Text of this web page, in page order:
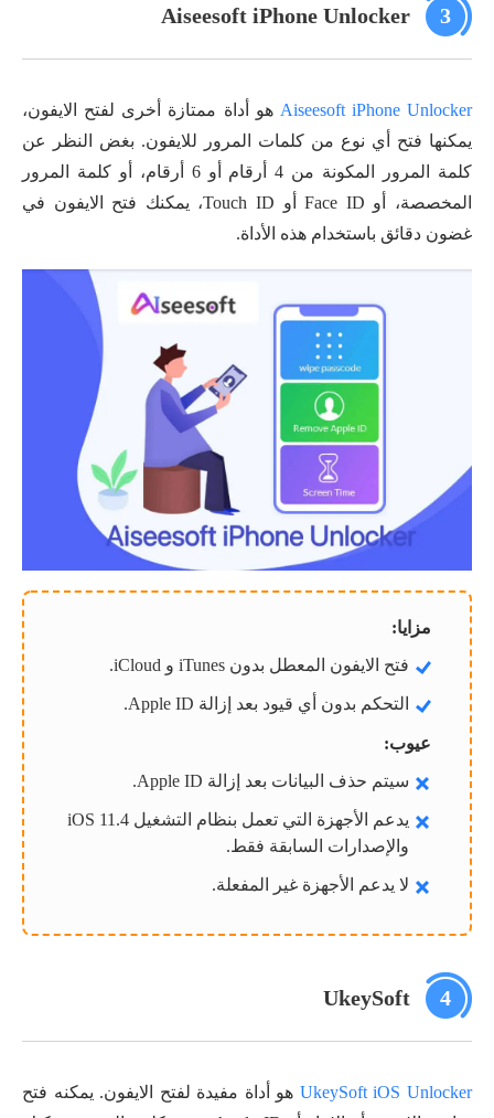
3
Aiseesoft iPhone Unlocker هو أداة ممتازة أخرى لفتح الايفون،
يمكنها فتح أي نوع من كلمات المرور للايفون. بغض النظر عن
كلمة المرور المكونة من 4 أرقام أو 6 أرقام، أو كلمة المرور
المخصصة، أو Face ID أو Touch ID، يمكنك فتح الايفون في
غضون دقائق باستخدام هذه الأداة.
مزايا:
فتح الايفون المعطل بدون iTunes و iCloud.
التحكم بدون أي قيود بعد إزالة Apple ID.
عيوب:
سيتم حذف البيانات بعد إزالة Apple ID.
يدعم الأجهزة التي تعمل بنظام التشغيل iOS 11.4
والإصدارات السابقة فقط.
لا يدعم الأجهزة غير المفعلة.
4
UkeySoft iOS Unlocker هو أداة مفيدة لفتح الايفون. يمكنه فتح